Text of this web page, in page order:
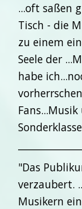
...oft saßen
Tisch - die
zu einem
Seele der
habe
"Das
verzaubert.
Musikern